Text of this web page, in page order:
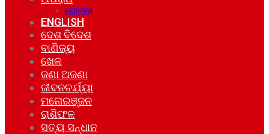
ଘୋଟାଲା
ENGLISH
ଦେଶ ବିଦେଶ
ବାଣିଜ୍ୟ
ଖେଳ
ଜଣା ଅଜଣା
ଜୀବନଚର୍ଯ୍ୟା
ମନୋରଞ୍ଜନ
ରାଶିଫଳ
ସତ୍ୟ ସନ୍ଧାନ